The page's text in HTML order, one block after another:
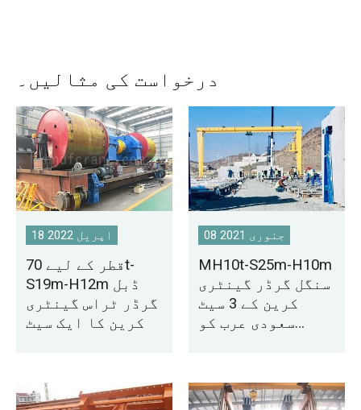
درخواست کی مثالیں۔
18 اپریل 2022
قطر کے لیے 70t-
S19m-H12m ڈبل
گرڈر ٹراس گینٹری
کرین کا ایک سیٹ
08 جنوری 2021
MH10t-S25m-H10m
سنگل گرڈر گینٹری
کرین کے 3 سیٹ
سعودی عرب کو